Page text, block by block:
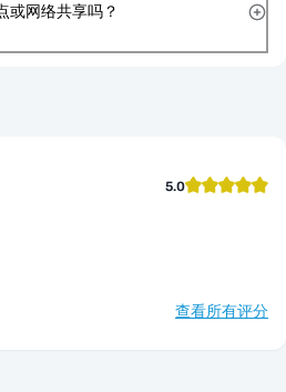
或网络共享吗？
5.0
查看所有评分